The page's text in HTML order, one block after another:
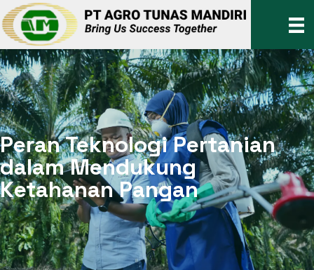
Peran Teknologi Pertanian
dalam Mendukung
Ketahanan Pangan